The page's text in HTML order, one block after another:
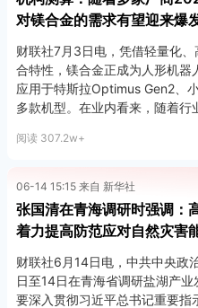
对镁合金的需求有望迎来爆
财联社7月3日电，凭借轻量化
合特性，镁合金正成为人形机器
应用于特斯拉Optimus Gen2、
多款机型。在业内看来，随着行
阅读 307.2w+
06-14 15:15 来自 新华社
张国清在青海调研时强调：
着力提高防范应对自然灾害
财联社6月14日电，中共中央政
日至14日在青海省调研盐湖产
要深入贯彻习近平总书记重要指